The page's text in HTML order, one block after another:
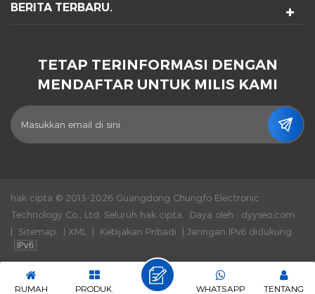
BERITA TERBARU.
TETAP TERINFORMASI DENGAN
MENDAFTAR UNTUK MILIS KAMI
hak cipta © 2013-2026 Guangdong Chungfo Electronic
Technology Co., Ltd. Seluruh hak cipta.
Daya oleh : dyyseo.com
| Sitemap. | XML | Kebijakan Pribadi | Jaringan IPv6 didukung
RUMAH PRODUK. TENTANG
WHATSAPP